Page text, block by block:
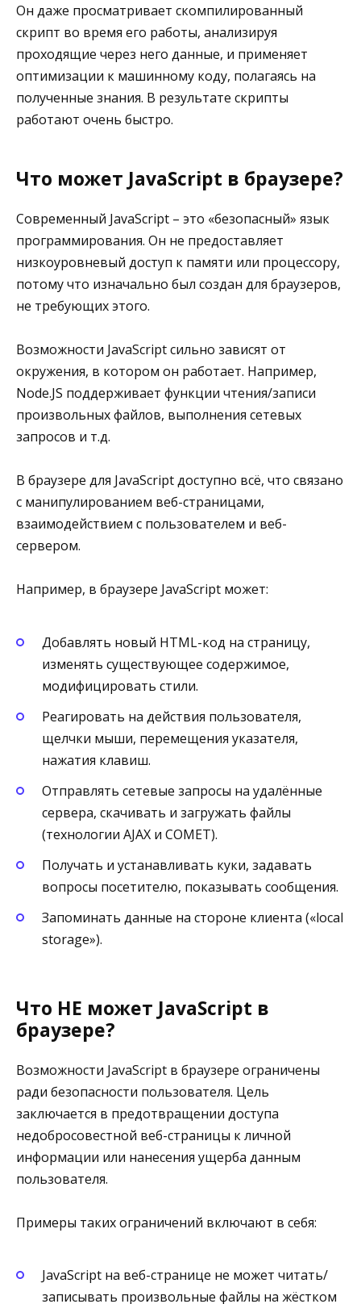
Он даже просматривает скомпилированный
скрипт во время его работы, анализируя
проходящие через него данные, и применяет
оптимизации к машинному коду, полагаясь на
полученные знания. В результате скрипты
работают очень быстро.
Что может JavaScript в браузере?
Современный JavaScript – это «безопасный» язык
программирования. Он не предоставляет
низкоуровневый доступ к памяти или процессору,
потому что изначально был создан для браузеров,
не требующих этого.
Возможности JavaScript сильно зависят от
окружения, в котором он работает. Например,
Node.JS поддерживает функции чтения/записи
произвольных файлов, выполнения сетевых
запросов и т.д.
В браузере для JavaScript доступно всё, что связано
с манипулированием веб-страницами,
взаимодействием с пользователем и веб-
сервером.
Например, в браузере JavaScript может:
Добавлять новый HTML-код на страницу,
изменять существующее содержимое,
модифицировать стили.
Реагировать на действия пользователя,
щелчки мыши, перемещения указателя,
нажатия клавиш.
Отправлять сетевые запросы на удалённые
сервера, скачивать и загружать файлы
(технологии AJAX и COMET).
Получать и устанавливать куки, задавать
вопросы посетителю, показывать сообщения.
Запоминать данные на стороне клиента («local
storage»).
Что НЕ может JavaScript в
браузере?
Возможности JavaScript в браузере ограничены
ради безопасности пользователя. Цель
заключается в предотвращении доступа
недобросовестной веб-страницы к личной
информации или нанесения ущерба данным
пользователя.
Примеры таких ограничений включают в себя:
JavaScript на веб-странице не может читать/
записывать произвольные файлы на жёстком